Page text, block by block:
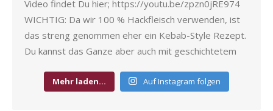
Mehr laden… Auf Instagram folgen